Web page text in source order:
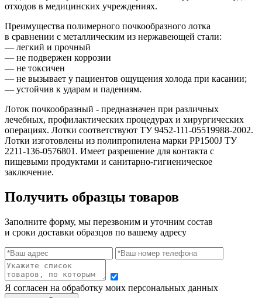
отходов в медицинских учреждениях.
Преимущества полимерного почкообразного лотка
в сравнении с металлическим из нержавеющей стали:
— легкий и прочный
— не подвержен коррозии
— не токсичен
— не вызывает у пациентов ощущения холода при касании;
— устойчив к ударам и падениям.
Лоток почкообразный - предназначен при различных
лечебных, профилактических процедурах и хирургических
операциях. Лотки соответствуют ТУ 9452-111-05519988-2002.
Лотки изготовлены из полипропилена марки PP1500J ТУ
2211-136-0576801. Имеет разрешение для контакта с
пищевыми продуктами и санитарно-гигиеническое
заключение.
Получить образцы товаров
Заполните форму, мы перезвоним и уточним состав
и сроки доставки образцов по вашему адресу
Я согласен на обработку моих персональных данных